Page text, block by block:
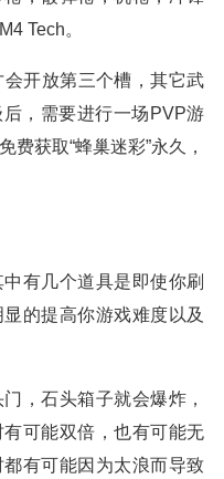
Tech。
开放第三个槽，其它武
，需要进行一场PVP游
费获取“蜂巢迷彩”永久，
有几个道具是即使你刷
的提高你游戏难度以及
，石头箱子就会爆炸，
可能双倍，也有可能无
有可能因为太浪而导致